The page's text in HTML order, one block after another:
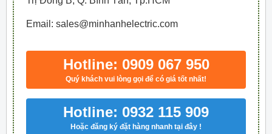
Email: sales@minhanhelectric.com
Hotline: 0909 067 950
Quý khách vui lòng gọi để có giá tốt nhất!
Hotline: 0932 115 909
Hoặc đăng ký đặt hàng nhanh tại đây !